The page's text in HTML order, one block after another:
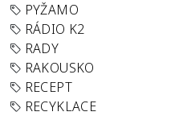
PYŽAMO
RÁDIO K2
RADY
RAKOUSKO
RECEPT
RECYKLACE